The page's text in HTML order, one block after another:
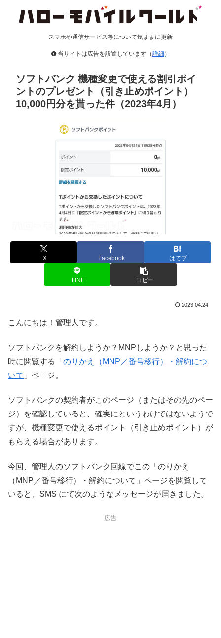
スマホや通信サービス等について気ままに更新
当サイトは広告を設置しています（詳細 ）
ソフトバンク 機種変更で使える割引ポイ
ントのプレゼント（引き止めポイント）
10,000円分を貰った件（2023年4月）
X Facebook はてブ
LINE コピー
2023.04.24
こんにちは！管理人です。
ソフトバンクを解約しようか？MNPしようか？と思った
時に閲覧する「 のりかえ（MNP／番号移行）・解約につ
いて 」ページ。
ソフトバンクの契約者がこのページ（またはその先のペー
ジ）を確認していると、確実にというわけではないようで
すが、機種変更で使えるポイント（引き止めポイント）が
もらえる場合があります。
今回、管理人のソフトバンク回線でこの「のりかえ
（MNP／番号移行）・解約について」ページを閲覧して
いると、SMS にて次のようなメッセージが届きました。
広告